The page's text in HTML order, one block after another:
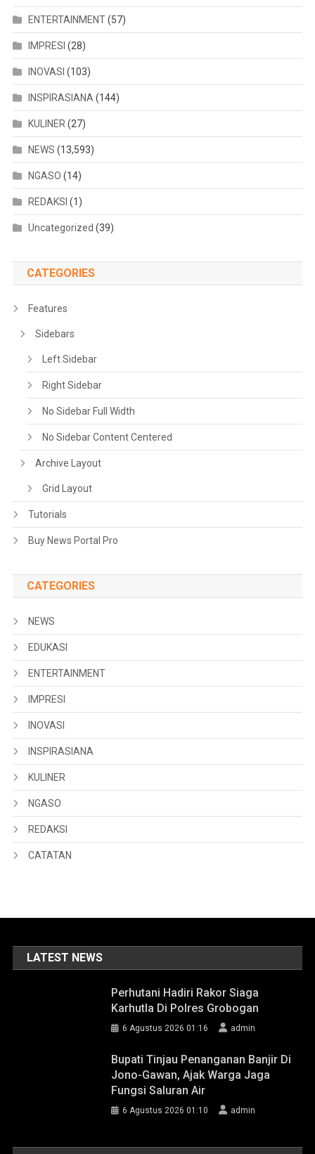
ENTERTAINMENT(57)
IMPRESI (28)
INOVASI (103)
INSPIRASIANA (144)
KULINER (27)
NEWS (13,593)
NGASO (14)
REDAKSI (1)
Uncategorized (39)
CATEGORIES
Features
Sidebars
Left Sidebar
Right Sidebar
No Sidebar Full Width
No Sidebar Content Centered
Archive Layout
Grid Layout
Tutorials
Buy News Portal Pro
CATEGORIES
NEWS
EDUKASI
ENTERTAINMENT
IMPRESI
INOVASI
INSPIRASIANA
KULINER
NGASO
REDAKSI
CATATAN
LATEST NEWS
Perhutani Hadiri Rakor Siaga
Karhutla Di Polres Grobogan
6 Agustus 2026 01:16 admin
Bupati Tinjau Penanganan Banjir Di
Jono-Gawan, Ajak Warga Jaga
Fungsi Saluran Air
6 Agustus 2026 01:10 admin